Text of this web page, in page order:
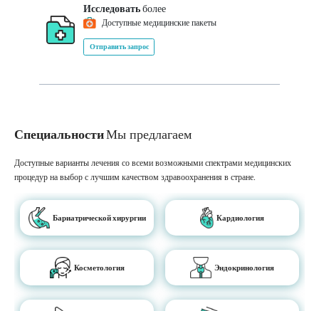
Исследоватьболее
Доступные медицинские пакеты
Отправить запрос
СпециальностиМы предлагаем
Доступные варианты лечения со всеми возможными спектрами медицинских
процедур на выбор с лучшим качеством здравоохранения в стране.
Бариатрической хирургии Кардиология
Косметология Эндокринология